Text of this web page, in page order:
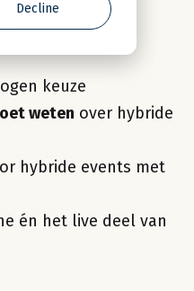
Decline
keuze
weten over hybride
hybride events met
én het live deel van